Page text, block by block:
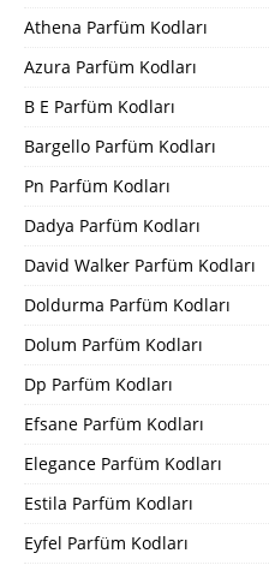
Athena Parfüm Kodları
Azura Parfüm Kodları
B E Parfüm Kodları
Bargello Parfüm Kodları
Pn Parfüm Kodları
Dadya Parfüm Kodları
David Walker Parfüm Kodları
Doldurma Parfüm Kodları
Dolum Parfüm Kodları
Dp Parfüm Kodları
Efsane Parfüm Kodları
Elegance Parfüm Kodları
Estila Parfüm Kodları
Eyfel Parfüm Kodları